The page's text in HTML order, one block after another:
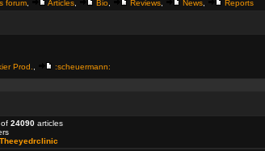
forum Articles Bio Reviews News Reports
Prod. :scheuermann:
24090 articles
Theeyedrclinic